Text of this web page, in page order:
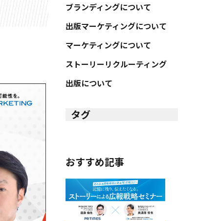
ブランディングについて
出版マーケティングについて
マーケティングについて
ストーリーリクルーティング
出版について
タグ
おすすめ記事